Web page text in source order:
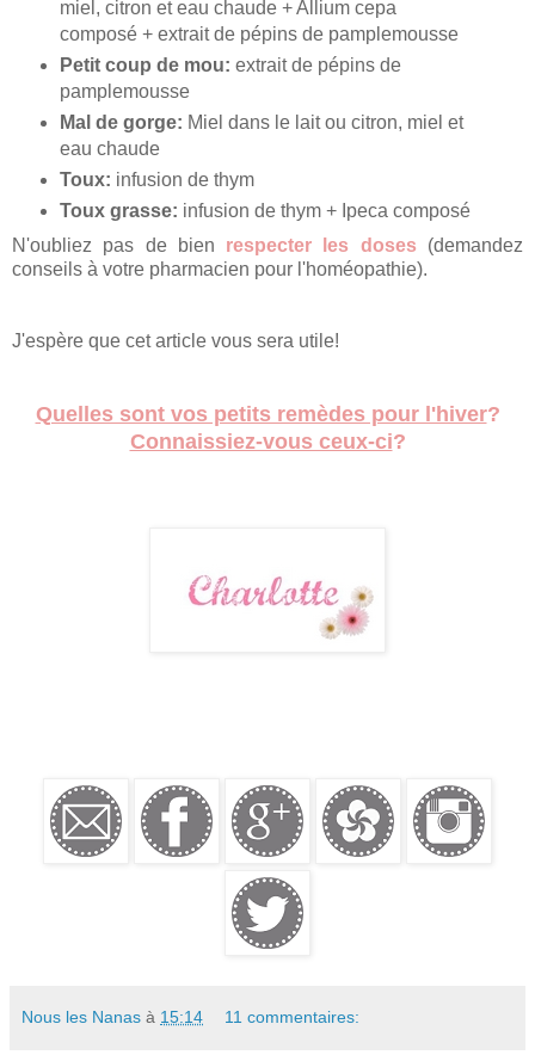
miel, citron et eau chaude + Allium cepa
composé + extrait de pépins de pamplemousse
Petit coup de mou: extrait de pépins de
pamplemousse
Mal de gorge: Miel dans le lait ou citron, miel et
eau chaude
Toux: infusion de thym
Toux grasse: infusion de thym + Ipeca composé
N'oubliez pas de bien respecter les doses (demandez
conseils à votre pharmacien pour l'homéopathie).
J'espère que cet article vous sera utile!
Quelles sont vos petits remèdes pour l'hiver?
Connaissiez-vous ceux-ci?
Nous les Nanas à 15:14 11 commentaires: